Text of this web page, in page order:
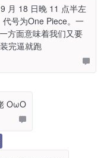
月 18 日晚 11 点半左
号为One Piece。一
方面意味着我们又要
完逼就跑
OωO